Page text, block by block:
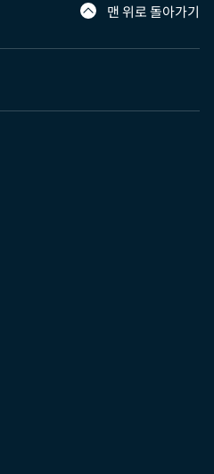
맨 위로 돌아가기